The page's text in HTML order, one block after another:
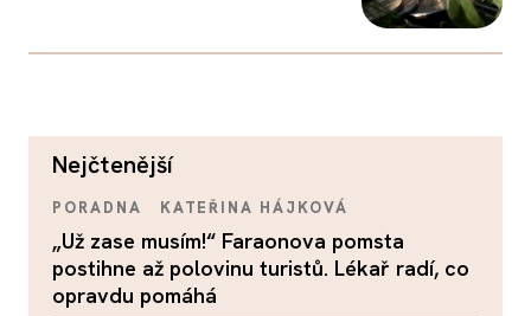
nejčtenější
PORADNA KATEŘINA HÁJKOVÁ
„Už zase musím!“ Faraonova pomsta
postihne až polovinu turistů. Lékař radí, co
opravdu pomáhá